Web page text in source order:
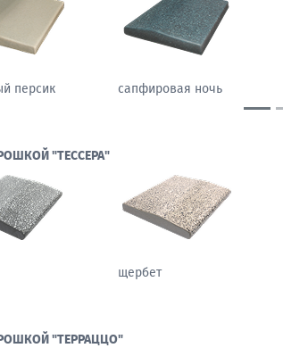
цветок песчаный камень
"ТЕССЕРА"
щербет
"ТЕРРАЦЦО"